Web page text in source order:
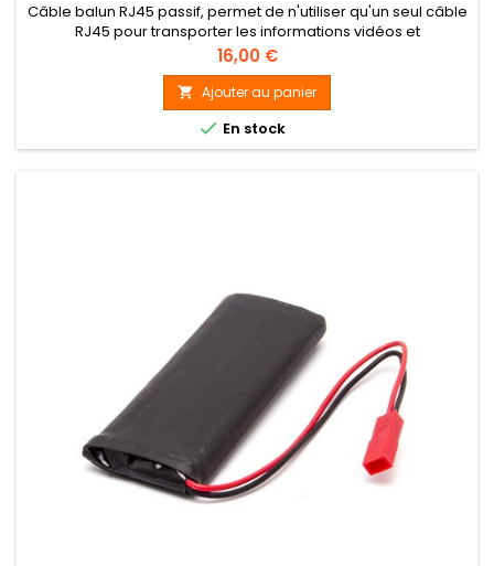
Câble balun RJ45 passif, permet de n'utiliser qu'un seul câble
RJ45 pour transporter les informations vidéos et
l'alimentation.
Prix
16,00 €
 Ajouter au panier
 En stock